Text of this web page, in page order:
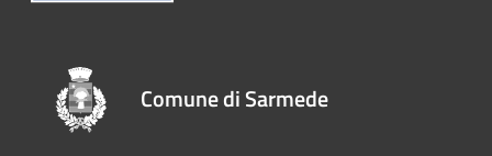
Comune di Sarmede